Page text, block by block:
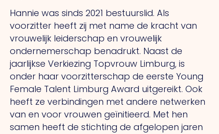
Hannie was sinds 2021 bestuurslid. Als
voorzitter heeft zij met name de kracht van
vrouwelijk leiderschap en vrouwelijk
ondernemerschap benadrukt. Naast de
jaarlijkse Verkiezing Topvrouw Limburg, is
onder haar voorzitterschap de eerste Young
Female Talent Limburg Award uitgereikt. Ook
heeft ze verbindingen met andere netwerken
van en voor vrouwen geïnitieerd. Met hen
samen heeft de stichting de afgelopen jaren